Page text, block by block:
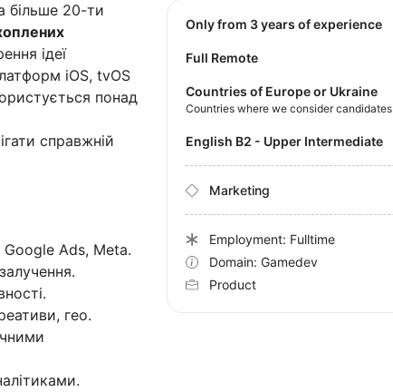
більше 20-ти
ідеї
iOS, tvOS
понад
справжній
Google Ads, Meta.
гео.
Only from 3 years of experience
Full Remote
Countries of Europe or Ukraine
Countries where we consider candidates
English B2 - Upper Intermediate
Marketing
Employment: Fulltime
Domain: Gamedev
Product